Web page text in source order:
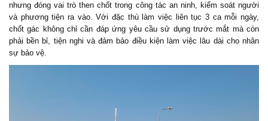
nhưng đóng vai trò then chốt trong công tác an ninh, kiểm soát người
và phương tiện ra vào. Với đặc thù làm việc liên tục 3 ca mỗi ngày,
chốt gác không chỉ cần đáp ứng yêu cầu sử dụng trước mắt mà còn
phải bền bỉ, tiện nghi và đảm bảo điều kiện làm việc lâu dài cho nhân
sự bảo vệ.